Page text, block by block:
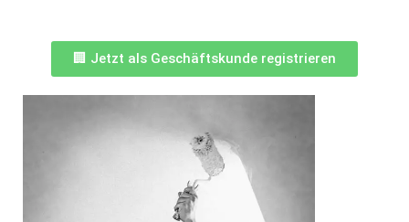
🏢 Jetzt als Geschäftskunde registrieren